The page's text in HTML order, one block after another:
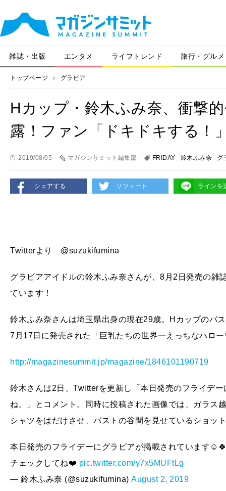
雑誌・出版 エンタメ ライフトレンド 旅行・グルメ
トップページ グラビア
Hカップ・鈴木ふみ奈、衝撃
露！ファン「ドキドキする！
2019/08/05 マガジンサミット編集部 FRIDAY 鈴木ふみ奈 グ
シェアする リツィート ラインを
Twitterより @suzukifumina
グラビアアイドルの鈴木ふみ奈さんが、8月2日発売の雑
ています！
鈴木ふみ奈さんは埼玉県出身の現在29歳。Hカップのバ
7月17日に発売された「巨乳たちの世界一えっちなハロ
http://magazinesummit.jp/magazine/1846101190719
鈴木さんは2日、Twitterを更新し「本日発売のフライデ
ね。」とコメント。同時に投稿された画像では、ガラス
シャツをはだけさせ、バストの谷間を見せているショッ
本日発売のフライデーにグラビアが掲載されています☺️🍀
チェックしてね❤️ pic.twitter.com/y7x5MUFtLg
— 鈴木ふみ奈 (@suzukifumina) August 2, 2019